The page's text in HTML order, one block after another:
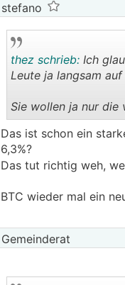
stefano
thez schrieb:Ich
Leute ja langsam
Sie wollen ja nur die
https://kontrast.at/
Das ist schon ein
6,3%?
Das tut richtig weh,
BTC wieder mal ein
Gemeinderat